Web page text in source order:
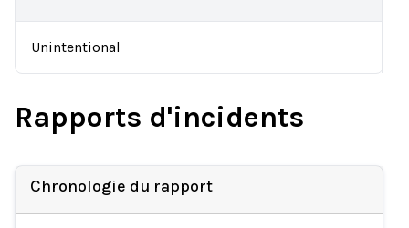
Unintentional
Rapports d'incidents
Chronologie du rapport